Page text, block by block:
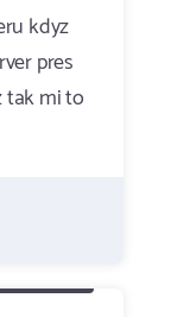
kdyz
pres
tak mi to